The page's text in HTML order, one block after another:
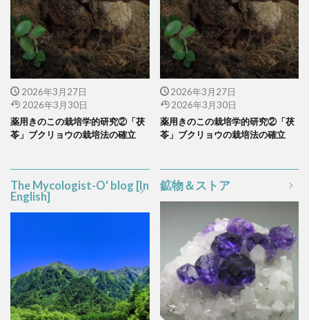
2026年3月27日
2026年3月30日
薬用きのこの栽培学的研究②「茯
苓」ブクリョウの栽培法の確立
2026年3月27日
2026年3月30日
薬用きのこの栽培学的研究②「茯
苓」ブクリョウの栽培法の確立
The Mycologist-O' blog [In
English]
鉱物＆ストア